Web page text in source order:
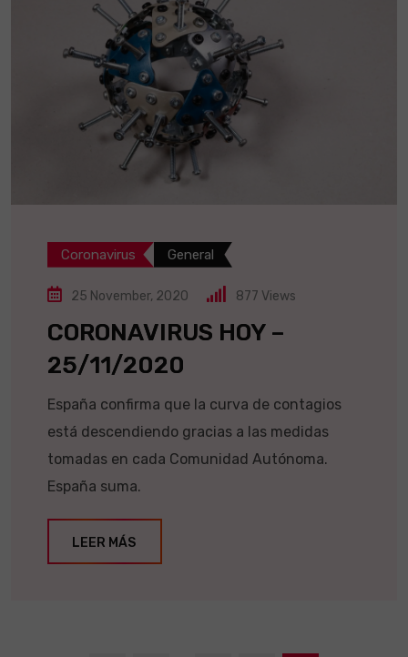
Coronavirus General
25 November, 2020 877 Views
CORONAVIRUS HOY –
25/11/2020
España confirma que la curva de contagios
está descendiendo gracias a las medidas
tomadas en cada Comunidad Autónoma.
España suma.
LEER MÁS